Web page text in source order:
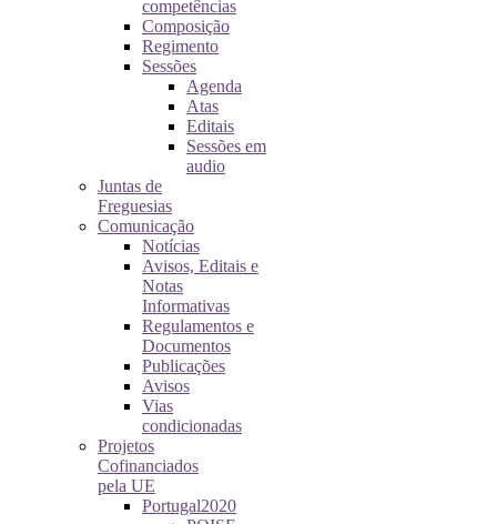
competências
Composição
Regimento
Sessões
Agenda
Atas
Editais
Sessões em
audio
Juntas de
Freguesias
Comunicação
Notícias
Avisos, Editais e
Notas
Informativas
Regulamentos e
Documentos
Publicações
Avisos
Vias
condicionadas
Projetos
Cofinanciados
pela UE
Portugal2020